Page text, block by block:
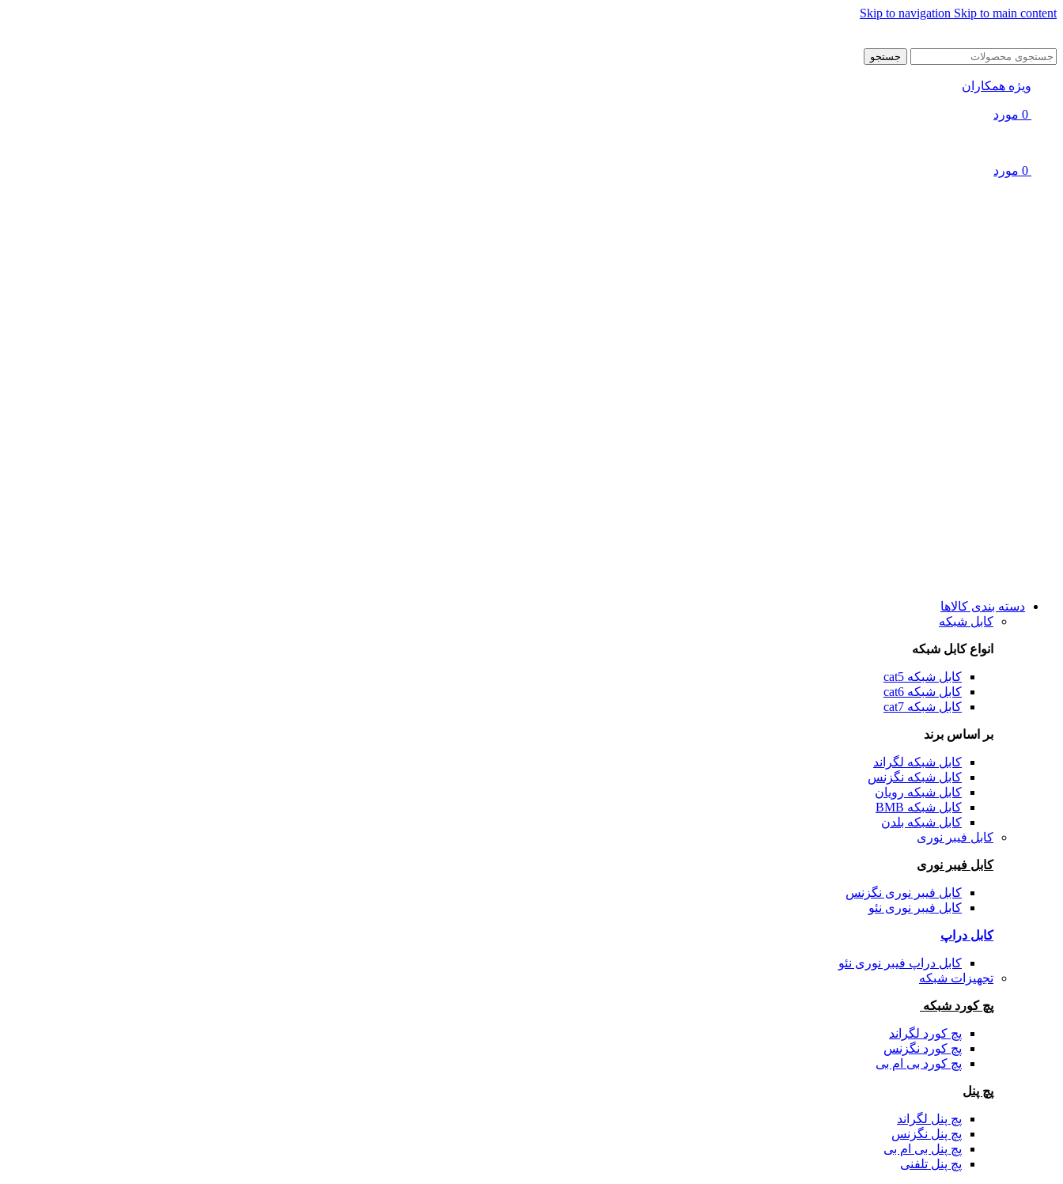
Skip to navigation Skip to main content
جستجو
ویژه همکاران
0 مورد
0 مورد
دسته بندی کالاها
کابل شبکه
انواع کابل شبکه
کابل شبکه cat5
کابل شبکه cat6
کابل شبکه cat7
بر اساس برند
کابل شبکه لگراند
کابل شبکه نگزنس
کابل شبکه رویان
کابل شبکه BMB
کابل شبکه بلدن
کابل فیبر نوری
کابل فیبر نوری
کابل فیبر نوری نگزنس
کابل فیبر نوری نئو
کابل دراپ
کابل دراپ فیبر نوری نئو
تجهیزات شبکه
پچ کورد شبکه
پچ کورد لگراند
پچ کورد نگزنس
پچ کورد بی ام بی
پچ پنل
پچ پنل لگراند
پچ پنل نگزنس
پچ پنل بی ام بی
پچ پنل تلفنی